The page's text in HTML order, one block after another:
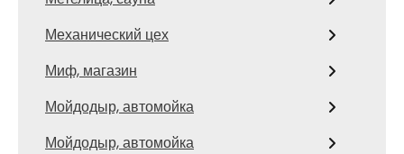
Механический цех
Миф, магазин
Мойдодыр, автомойка
Мойдодыр, автомойка